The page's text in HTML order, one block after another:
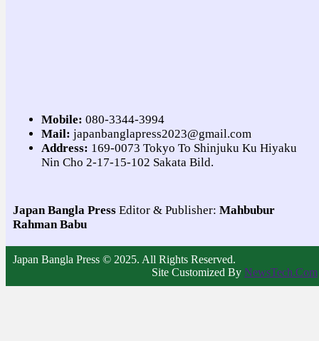
Mobile: 080-3344-3994
Mail: japanbanglapress2023@gmail.com
Address: 169-0073 Tokyo To Shinjuku Ku Hiyaku
Nin Cho 2-17-15-102 Sakata Bild.
Japan Bangla Press Editor & Publisher: Mahbubur
Rahman Babu
Japan Bangla Press © 2025. All Rights Reserved.
Site Customized By NewsTech.Com